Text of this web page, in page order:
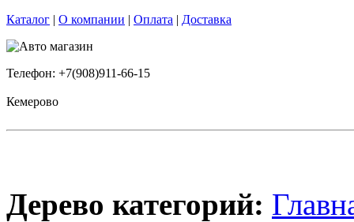
Каталог | О компании | Оплата | Доставка
Телефон: +7(908)911-66-15
Кемерово
Дерево категорий: